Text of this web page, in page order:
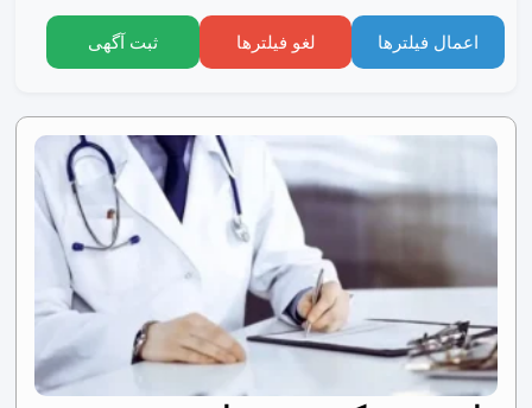
اعمال فیلترها لغو فیلترها ثبت آگهی